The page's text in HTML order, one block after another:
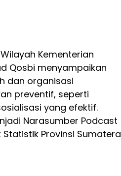
Kementerian
Qosbi menyampaikan
dan organisasi
preventif, seperti
yang efektif.
Narasumber Podcast
Statistik Provinsi Sumatera